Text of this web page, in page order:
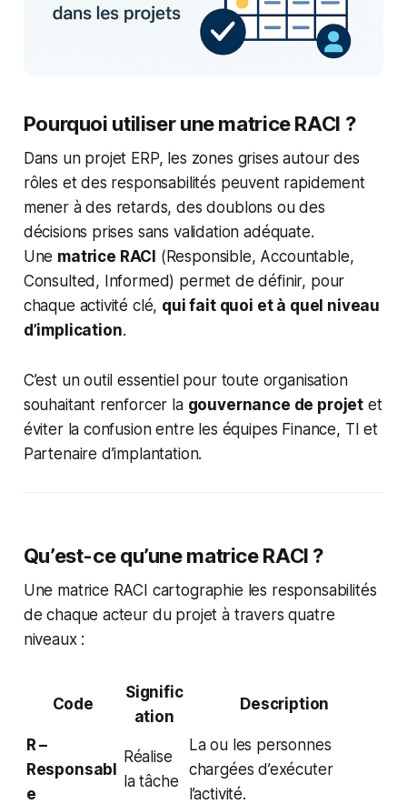
Pourquoi utiliser une matrice RACI ?
Dans un projet ERP, les zones grises autour des
rôles et des responsabilités peuvent rapidement
mener à des retards, des doublons ou des
décisions prises sans validation adéquate.
Une matrice RACI (Responsible, Accountable,
Consulted, Informed) permet de définir, pour
chaque activité clé, qui fait quoi et à quel niveau
d’implication.
C’est un outil essentiel pour toute organisation
souhaitant renforcer la gouvernance de projet et
éviter la confusion entre les équipes Finance, TI et
Partenaire d’implantation.
Qu’est-ce qu’une matrice RACI ?
Une matrice RACI cartographie les responsabilités
de chaque acteur du projet à travers quatre
niveaux :
Code
Signific
ation
Description
R –
Responsabl
e
Réalise
la tâche
La ou les personnes
chargées d’exécuter
l’activité.